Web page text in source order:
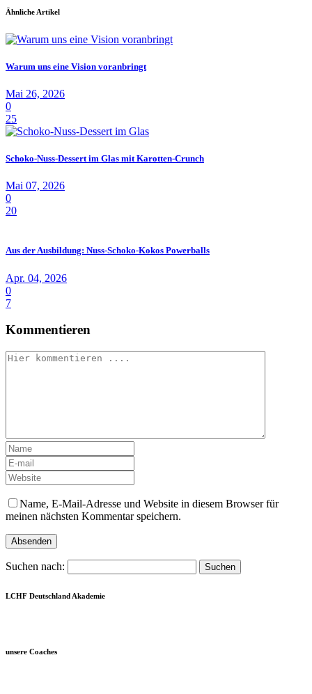
Ähnliche Artikel
Warum uns eine Vision voranbringt
Mai 26, 2026
0
25
Schoko-Nuss-Dessert im Glas mit Karotten-Crunch
Mai 07, 2026
0
20
Aus der Ausbildung: Nuss-Schoko-Kokos Powerballs
Apr. 04, 2026
0
7
Kommentieren
Name, E-Mail-Adresse und Website in diesem Browser für
meinen nächsten Kommentar speichern.
Suchen nach:
LCHF Deutschland Akademie
unsere Coaches